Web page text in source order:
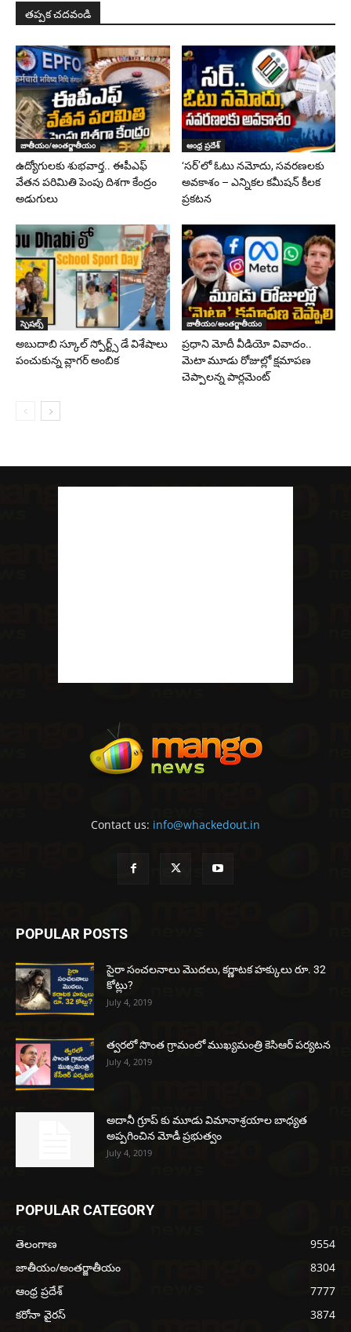
తప్పక చదవండి
జాతీయం/అంతర్జాతీయం
ఉద్యోగులకు శుభవార్త.. ఈపీఎఫ్‌
వేతన పరిమితి పెంపు దిశగా కేంద్రం
అడుగులు
ఆంధ్ర ప్రదేశ్
‘సర్‌’లో ఓటు నమోదు, సవరణలకు
అవకాశం – ఎన్నికల కమీషన్ కీలక
ప్రకటన
స్పెషల్స్
అబుదాబి స్కూల్ స్పోర్ట్స్ డే విశేషాలు
పంచుకున్న వ్లాగర్ అంబిక
జాతీయం/అంతర్జాతీయం
ప్రధాని మోదీ వీడియో వివాదం..
మెటా మూడు రోజుల్లో క్షమాపణ
చెప్పాలన్న పార్లమెంట్
Contact us: info@whackedout.in
POPULAR POSTS
సైరా సంచలనాలు మొదలు, కర్ణాటక హక్కులు రూ. 32
కోట్లు?
July 4, 2019
త్వరలో సొంత గ్రామంలో ముఖ్యమంత్రి కెసిఆర్ పర్యటన
July 4, 2019
అదానీ గ్రూప్ కు మూడు విమానాశ్రయాల బాధ్యత
అప్పగించిన మోడీ ప్రభుత్వం
July 4, 2019
POPULAR CATEGORY
తెలంగాణ
9554
జాతీయం/అంతర్జాతీయం
8304
ఆంధ్ర ప్రదేశ్
7777
కరోనా వైరస్
3874